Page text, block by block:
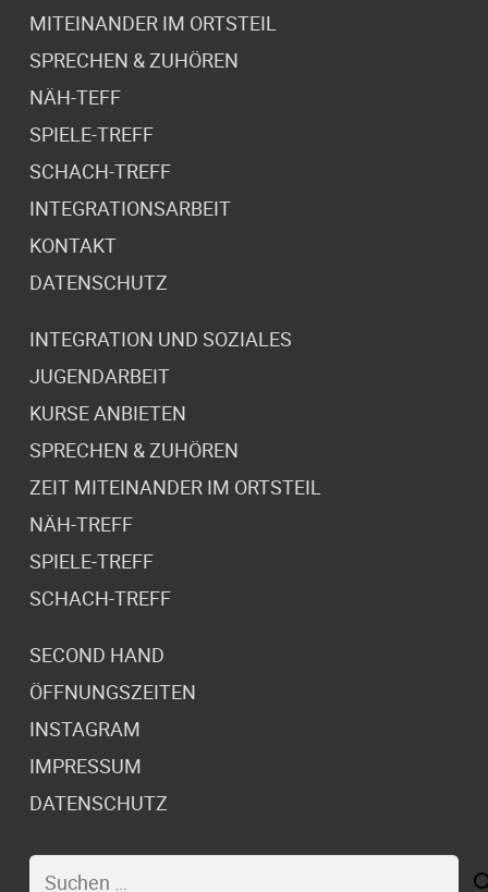
MITEINANDER IM ORTSTEIL
SPRECHEN & ZUHÖREN
NÄH-TEFF
SPIELE-TREFF
SCHACH-TREFF
INTEGRATIONSARBEIT
KONTAKT
DATENSCHUTZ
INTEGRATION UND SOZIALES
JUGENDARBEIT
KURSE ANBIETEN
SPRECHEN & ZUHÖREN
ZEIT MITEINANDER IM ORTSTEIL
NÄH-TREFF
SPIELE-TREFF
SCHACH-TREFF
SECOND HAND
ÖFFNUNGSZEITEN
INSTAGRAM
IMPRESSUM
DATENSCHUTZ
Suchen